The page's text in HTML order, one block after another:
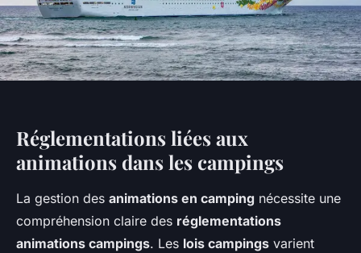
Réglementations liées aux
animations dans les campings
La gestion des animations en camping nécessite une
compréhension claire des réglementations
animations campings. Les lois campings varient